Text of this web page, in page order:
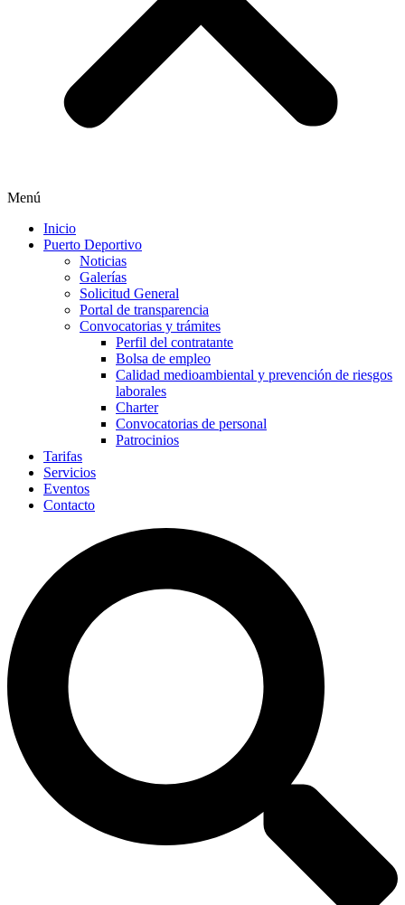
Menú
Inicio
Puerto Deportivo
Noticias
Galerías
Solicitud General
Portal de transparencia
Convocatorias y trámites
Perfil del contratante
Bolsa de empleo
Calidad medioambiental y prevención de riesgos
laborales
Charter
Convocatorias de personal
Patrocinios
Tarifas
Servicios
Eventos
Contacto